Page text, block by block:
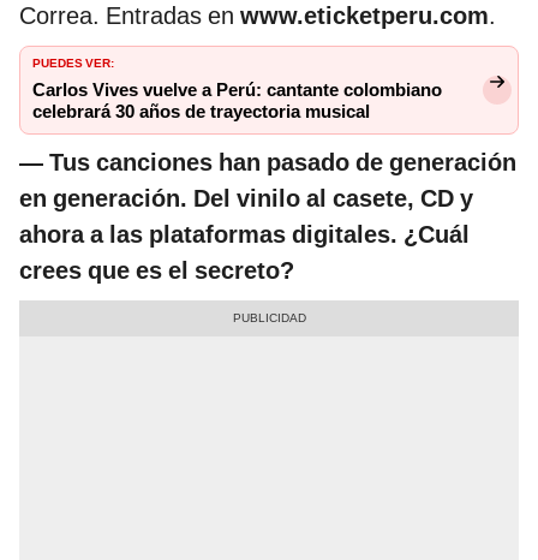
Correa. Entradas en www.eticketperu.com.
PUEDES VER:
Carlos Vives vuelve a Perú: cantante colombiano
celebrará 30 años de trayectoria musical
— Tus canciones han pasado de generación
en generación. Del vinilo al casete, CD y
ahora a las plataformas digitales. ¿Cuál
crees que es el secreto?